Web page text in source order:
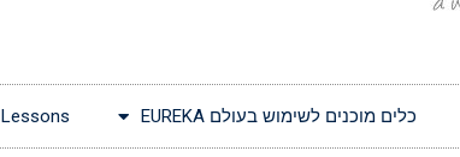
כלים מוכנים לשימוש בעולם EUREKA Lessons